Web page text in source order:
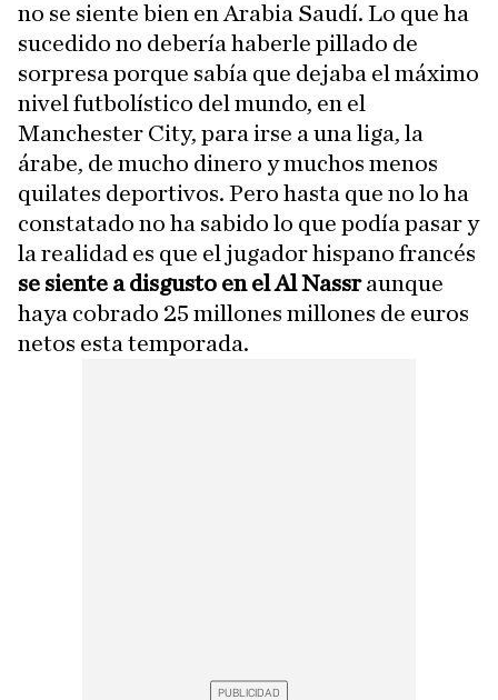
no se siente bien en Arabia Saudí. Lo que ha
sucedido no debería haberle pillado de
sorpresa porque sabía que dejaba el máximo
nivel futbolístico del mundo, en el
Manchester City, para irse a una liga, la
árabe, de mucho dinero y muchos menos
quilates deportivos. Pero hasta que no lo ha
constatado no ha sabido lo que podía pasar y
la realidad es que el jugador hispano francés
se siente a disgusto en el Al Nassraunque
haya cobrado 25 millones millones de euros
netos esta temporada.